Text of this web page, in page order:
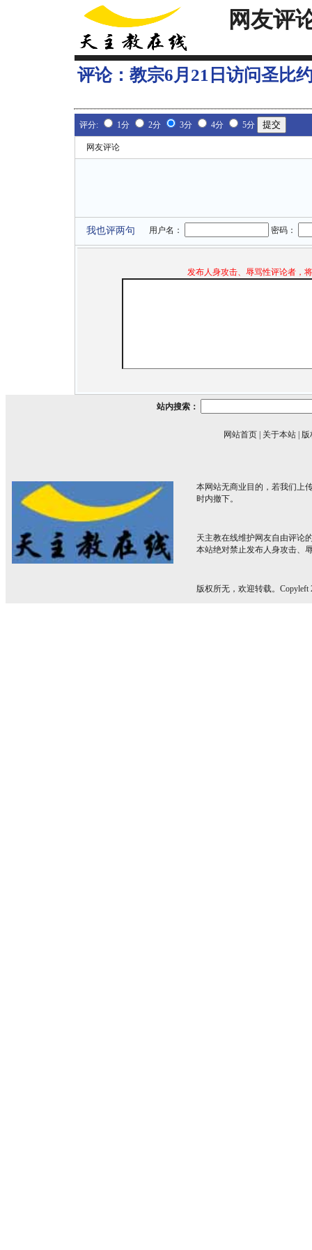
网友评
评论： 教宗6月21日访问圣比
评分: 1分 2分 3分 4分 5分
网友评论
我也评两句 用户名： 密码：
发布人身攻击、辱骂性评论者，
站内搜索：
网站首页 关于本站 版
本网站无商业目的，若我们上
时内撤下。
天主教在线维护网友自由评论
本站绝对禁止发布人身攻击、
版权所无，欢迎转载。